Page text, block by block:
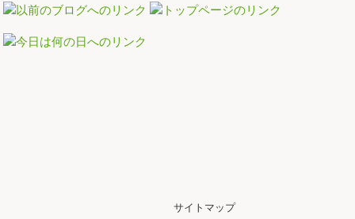
サイトマップ